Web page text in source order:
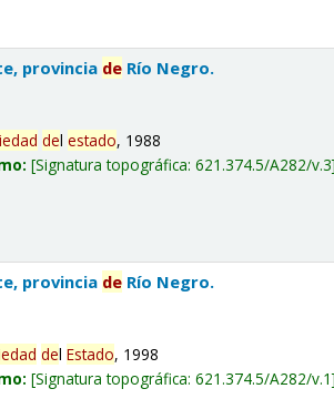
provincia de Río Negro.
delestado, 1988
Signatura topográfica:621.374.5/A282/v.3
provincia de Río Negro.
delEstado, 1998
Signatura topográfica:621.374.5/A282/v.1